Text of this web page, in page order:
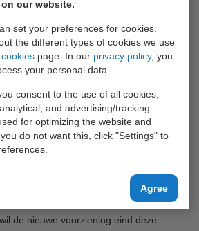
our website.
set your preferences for cookies.
the different types of cookies we use
cookiespage. In our privacy policy, you
your personal data.
consent to the use of all cookies,
and advertising/tracking
for optimizing the website and
do not want this, click "Settings" to
Agree
na aankomst per zeeschip weer
zonder dat die van de terminal
dat jaarlijks zeker zo’n 10.000
ECT noemt het Empty Transferium
het dienstverleningsportfolio’. Volgens
tussen de drie bedrijven
en expertise. ‘Alle drie de partijen
de nieuwe voorziening eind deze